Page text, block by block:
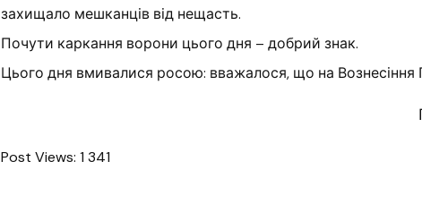
захищало мешканців від нещасть.
Почути каркання ворони цього дня – добрий знак.
Цього дня вмивалися росою: вважалося, що на
Post Views: 1 341